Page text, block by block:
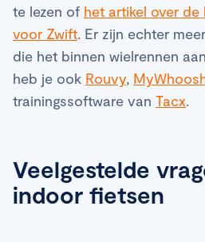
te lezen of het artikel over
voor Zwift. Er zijn echter
die het binnen wielrennen
heb je ook Rouvy,
trainingssoftware van Tacx.
Veelgestelde
indoor fietsen